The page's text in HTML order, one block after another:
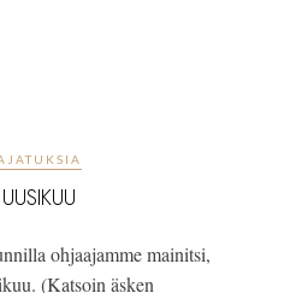
UUSIKUU
ohjaajamme mainitsi,
(Katsoin äsken